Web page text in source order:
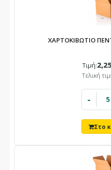
ΧΑΡΤΟΚΙΒΩΤΙΟ
Τιμή:
Τελική
-